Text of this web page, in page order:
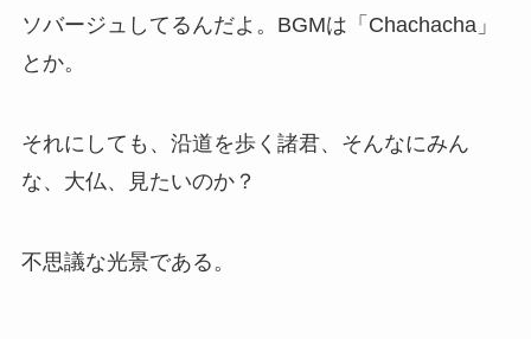
ソバージュしてるんだよ。BGMは「Chachacha」
とか。
それにしても、沿道を歩く諸君、そんなにみん
な、大仏、見たいのか？
不思議な光景である。